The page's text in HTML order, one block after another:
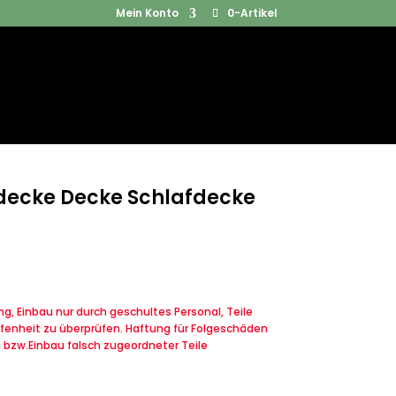
Mein Konto 0-Artikel
Products
Decke Schlafdecke
Einbau nur durch geschultes Personal, Teile
zu überprüfen. Haftung für Folgeschäden
falsch zugeordneter Teile